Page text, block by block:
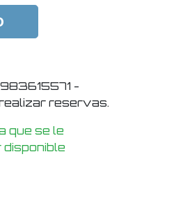
-
reservas.
que se le